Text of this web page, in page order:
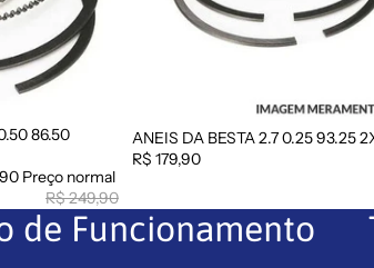
86.50
Preço normal
R$ 249,90
ANEIS DA BESTA 2.7 0.25 93.25
R$ 179,90
de Funcionamento